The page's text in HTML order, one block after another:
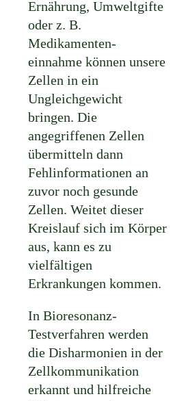
Ernährung, Umweltgifte
oder z. B.
Medikamenten-
einnahme können unsere
Zellen in ein
Ungleichgewicht
bringen. Die
angegriffenen Zellen
übermitteln dann
Fehlinformationen an
zuvor noch gesunde
Zellen. Weitet dieser
Kreislauf sich im Körper
aus, kann es zu
vielfältigen
Erkrankungen kommen.
In Bioresonanz-
Testverfahren werden
die Disharmonien in der
Zellkommunikation
erkannt und hilfreiche